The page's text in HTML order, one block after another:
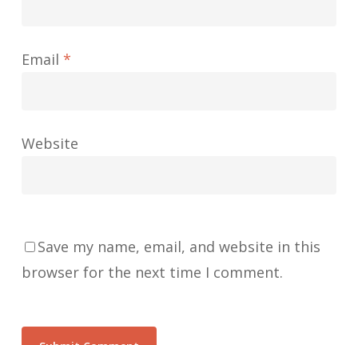
Email *
Website
Save my name, email, and website in this
browser for the next time I comment.